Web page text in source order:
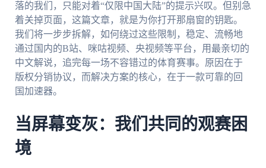
落的我们，只能对着“仅限中国大陆”的提示兴叹。但别急
着关掉页面，这篇文章，就是为你打开那扇窗的钥匙。
我们将一步步拆解，如何绕过这些限制，稳定、流畅地
通过国内的B站、咪咕视频、央视频等平台，用最亲切的
中文解说，追完每一场不容错过的体育赛事。原因在于
版权分销协议，而解决方案的核心，在于一款可靠的回
国加速器。
当屏幕变灰：我们共同的观赛困
境